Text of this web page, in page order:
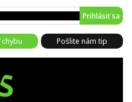
Prihlásiť sa
Pošlite nám tip